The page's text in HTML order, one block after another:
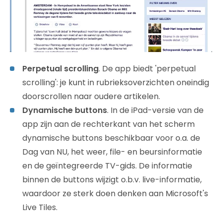
Perpetual scrolling. De app biedt 'perpetual
scrolling': je kunt in rubrieksoverzichten oneindig
doorscrollen naar oudere artikelen.
Dynamische buttons. In de iPad-versie van de
app zijn aan de rechterkant van het scherm
dynamische buttons beschikbaar voor o.a. de
Dag van NU, het weer, file- en beursinformatie
en de geïntegreerde TV-gids. De informatie
binnen de buttons wijzigt o.b.v. live-informatie,
waardoor ze sterk doen denken aan Microsoft's
Live Tiles.